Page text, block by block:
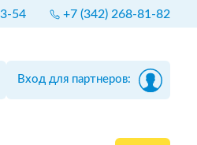
54 +7 (342) 268-81-82
Вход для партнеров: